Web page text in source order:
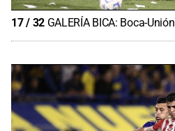
17/ 32 GALERÍA BICA: Boca-Unión